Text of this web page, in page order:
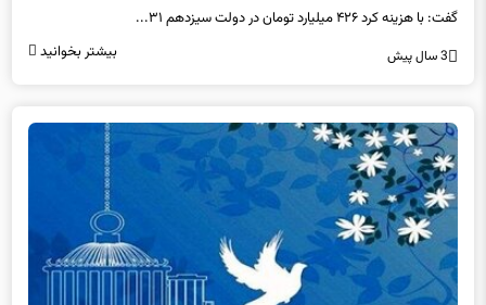
گفت: با هزینه کرد ۴۲۶ میلیارد تومان در دولت سیزدهم ۳۱...
3 سال پیش بیشتر بخوانید